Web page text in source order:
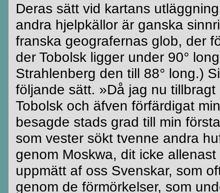
Deras sätt vid kartans
andra hjelpkällorär ganska
franska geografernas glob, der
der Tobolsk ligger under 90°
Strahlenberg den till 88° long.)
följande sätt. »Då jag nu
Tobolsk och äfven förfärdigat
besagde stads grad till min
som vestersökt tvenne andra
genom Moskwa, dit icke
uppmätt af oss Svenskar, som
genom de förmörkelser, som